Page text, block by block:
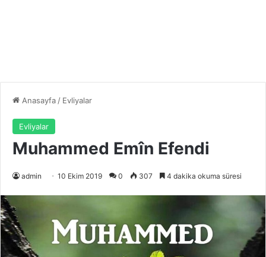
Anasayfa/ Evliyalar
Evliyalar
Muhammed Emîn Efendi
admin 10 Ekim 2019 0 307 4 dakika okuma süresi